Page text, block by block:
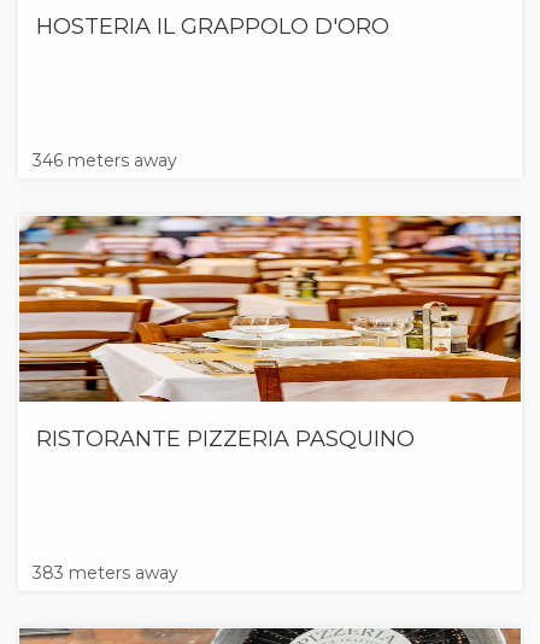
HOSTERIA IL GRAPPOLO D'ORO
346 meters away
RISTORANTE PIZZERIA PASQUINO
383 meters away